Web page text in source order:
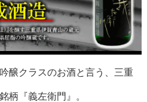
醸クラスのお酒と言う、三重
柄『義左衛門』。